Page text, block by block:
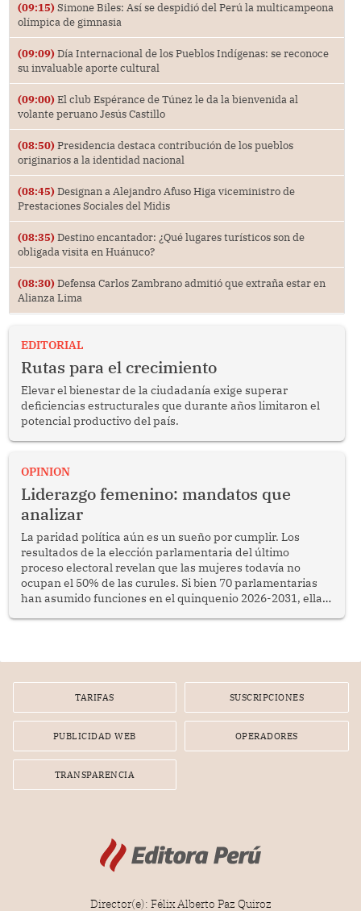
(09:15) Simone Biles: Así se despidió del Perú la multicampeona
olímpica de gimnasia
(09:09) Día Internacional de los Pueblos Indígenas: se reconoce
su invaluable aporte cultural
(09:00) El club Espérance de Túnez le da la bienvenida al
volante peruano Jesús Castillo
(08:50) Presidencia destaca contribución de los pueblos
originarios a la identidad nacional
(08:45) Designan a Alejandro Afuso Higa viceministro de
Prestaciones Sociales del Midis
(08:35) Destino encantador: ¿Qué lugares turísticos son de
obligada visita en Huánuco?
(08:30) Defensa Carlos Zambrano admitió que extraña estar en
Alianza Lima
EDITORIAL
Rutas para el crecimiento
Elevar el bienestar de la ciudadanía exige superar
deficiencias estructurales que durante años limitaron el
potencial productivo del país.
OPINION
Liderazgo femenino: mandatos que
analizar
La paridad política aún es un sueño por cumplir. Los
resultados de la elección parlamentaria del último
proceso electoral revelan que las mujeres todavía no
ocupan el 50% de las curules. Si bien 70 parlamentarias
han asumido funciones en el quinquenio 2026-2031, ellas
TARIFAS SUSCRIPCIONES
PUBLICIDAD WEB OPERADORES
TRANSPARENCIA
Director(e): Félix Alberto Paz Quiroz